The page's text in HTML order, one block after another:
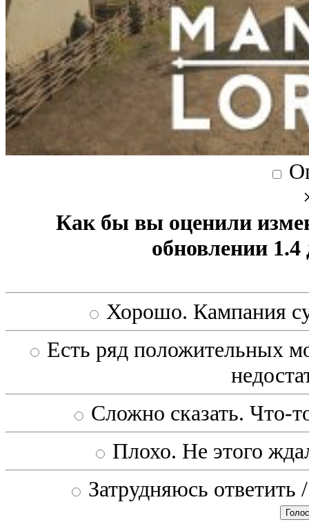
Как бы вы оценили
обновлении
Хорошо. Кампания
Есть ряд положительных
Сложно сказать. Что-
Плохо. Не этого
Затрудняюсь